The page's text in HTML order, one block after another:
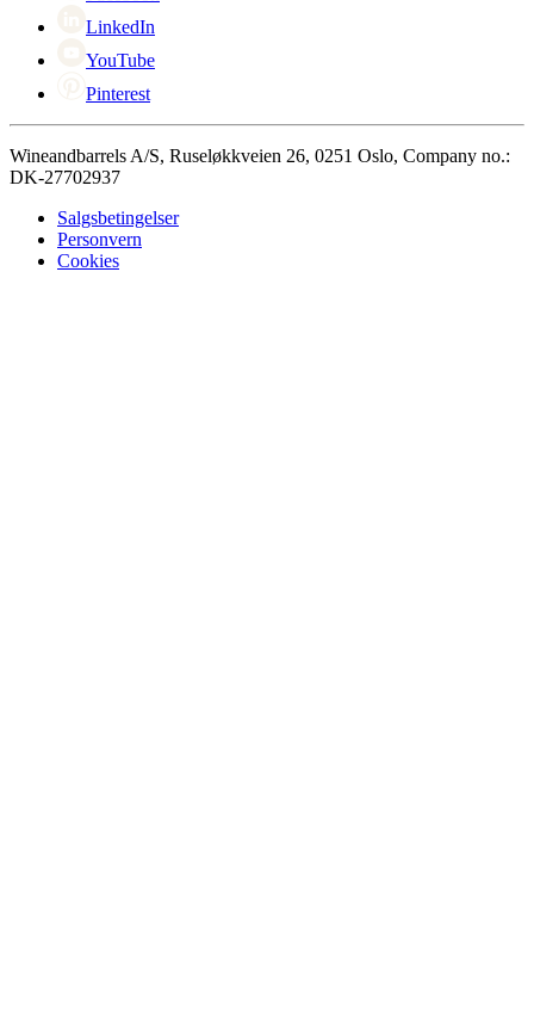
LinkedIn
YouTube
Pinterest
Wineandbarrels A/S, Ruseløkkveien 26, 0251 Oslo, Company no.:
DK-27702937
Salgsbetingelser
Personvern
Cookies